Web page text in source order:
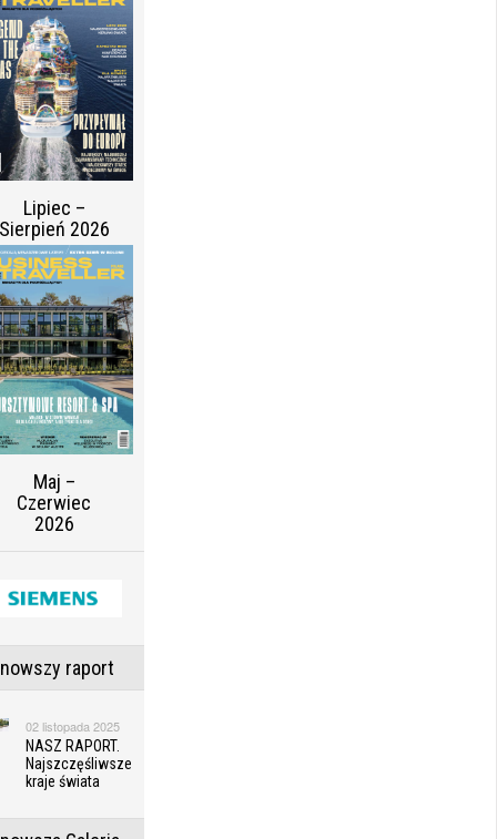
Lipiec –
2026
Maj –
Czerwiec
2026
raport
02 listopada 2025
NASZ RAPORT.
Najszczęśliwsze
kraje świata